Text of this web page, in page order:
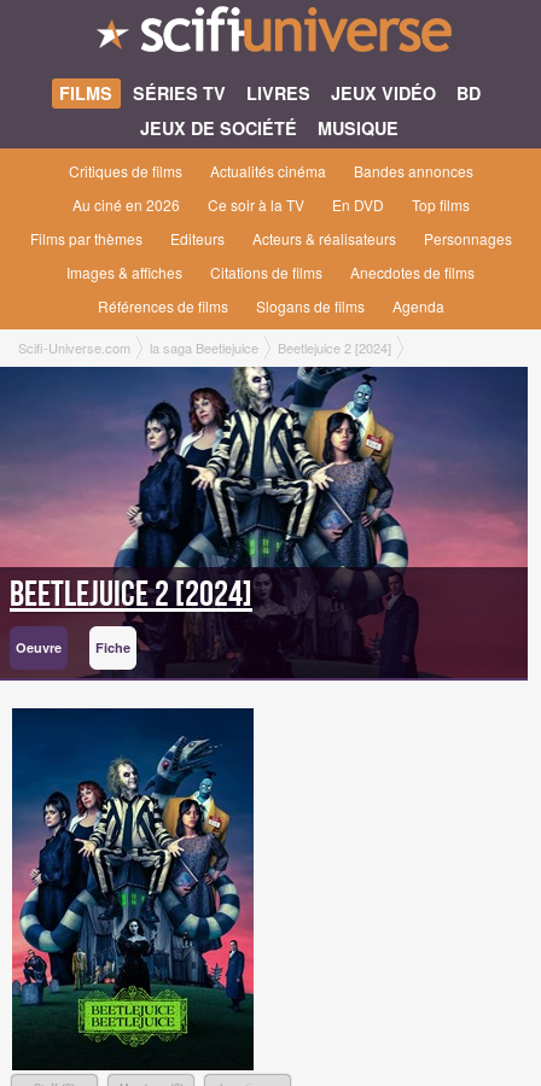
FILMS SÉRIES TV LIVRES JEUX VIDÉO
BD
JEUX DE SOCIÉTÉ
MUSIQUE
Critiques de films Actualités cinéma
Bandes annonces
Au ciné en 2026
Ce soir à la TV En DVD
Top films
Films par thèmes
Editeurs Acteurs & réalisateurs
Personnages
Images & affiches
Citations de films
Anecdotes de films
Références de films
Slogans de films Agenda
Scifi-Universe.com la saga Beetlejuice Beetlejuice 2 [2024]
Beetlejuice 2 [2024]
Oeuvre Fiche